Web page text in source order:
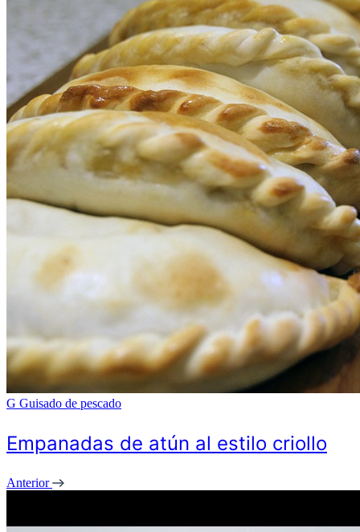
G Guisado de pescado
Empanadas de atún al estilo criollo
Anterior